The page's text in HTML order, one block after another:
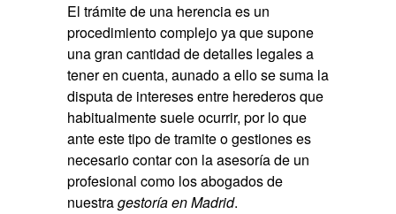
El trámite de una herencia es un
procedimiento complejo ya que supone
una gran cantidad de detalles legales a
tener en cuenta, aunado a ello se suma la
disputa de intereses entre herederos que
habitualmente suele ocurrir, por lo que
ante este tipo de tramite o gestiones es
necesario contar con la asesoría de un
profesional como los abogados de
nuestragestoría en Madrid.